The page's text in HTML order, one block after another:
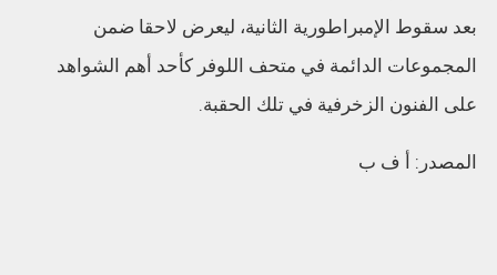
بعد سقوط الإمبراطورية الثانية، ليعرض لاحقا ضمن
المجموعات الدائمة في متحف اللوفر كأحد أهم الشواهد
على الفنون الزخرفية في تلك الحقبة.
المصدر: أ ف ب